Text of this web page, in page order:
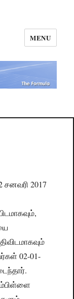
MENU
சனவரி 2017
02-01-